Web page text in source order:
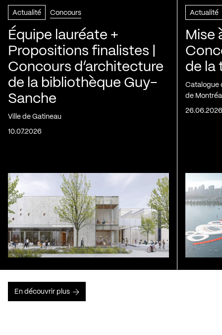
Actualité Concours
Équipe lauréate +
Propositions finalistes |
Concours d’architecture
de la bibliothèque Guy-
Sanche
Ville de Gatineau
10.07.2026
Actualité
Mise
de la
Catalogue
de
En découvrir plus